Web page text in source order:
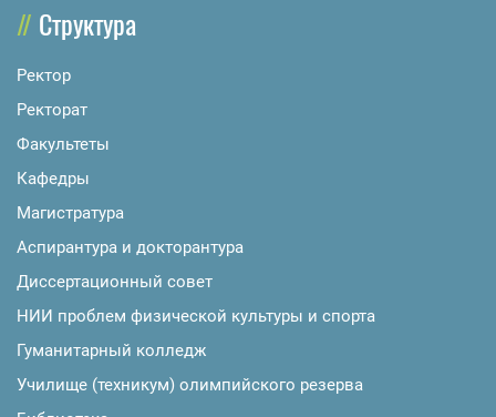
Структура
Ректор
Ректорат
Факультеты
Кафедры
Магистратура
Аспирантура и докторантура
Диссертационный совет
НИИ проблем физической культуры и спорта
Гуманитарный колледж
Училище (техникум) олимпийского резерва